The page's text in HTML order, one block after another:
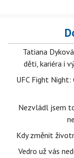
Tatiana
děti, kariéra i
UFC Fight
Nezvládl jsem
Kdy změnit
Vedro už vás